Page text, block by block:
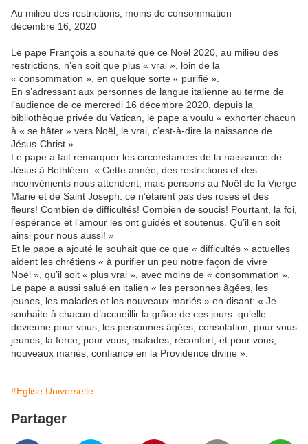
Au milieu des restrictions, moins de consommation
décembre 16, 2020
Le pape François a souhaité que ce Noël 2020, au milieu des
restrictions, n’en soit que plus « vrai », loin de la
« consommation », en quelque sorte « purifié ».
En s’adressant aux personnes de langue italienne au terme de
l’audience de ce mercredi 16 décembre 2020, depuis la
bibliothèque privée du Vatican, le pape a voulu « exhorter chacun
à « se hâter » vers Noël, le vrai, c’est-à-dire la naissance de
Jésus-Christ ».
Le pape a fait remarquer les circonstances de la naissance de
Jésus à Bethléem: « Cette année, des restrictions et des
inconvénients nous attendent; mais pensons au Noël de la Vierge
Marie et de Saint Joseph: ce n’étaient pas des roses et des
fleurs! Combien de difficultés! Combien de soucis! Pourtant, la foi,
l’espérance et l’amour les ont guidés et soutenus. Qu’il en soit
ainsi pour nous aussi! »
Et le pape a ajouté le souhait que ce que « difficultés » actuelles
aident les chrétiens « à purifier un peu notre façon de vivre
Noël », qu’il soit « plus vrai », avec moins de « consommation ».
Le pape a aussi salué en italien « les personnes âgées, les
jeunes, les malades et les nouveaux mariés » en disant: « Je
souhaite à chacun d’accueillir la grâce de ces jours: qu’elle
devienne pour vous, les personnes âgées, consolation, pour vous
jeunes, la force, pour vous, malades, réconfort, et pour vous,
nouveaux mariés, confiance en la Providence divine ».
#Eglise Universelle
Partager